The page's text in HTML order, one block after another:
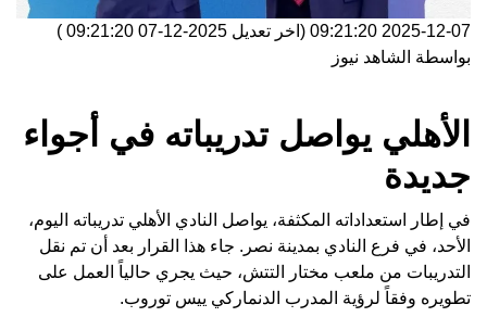
2025-12-07 09:21:20 (اخر تعديل 2025-12-07 09:21:20
)
بواسطة الشاهد نيوز
الأهلي يواصل تدريباته في أجواء
جديدة
في إطار استعداداته المكثفة، يواصل النادي الأهلي تدريباته اليوم،
الأحد، في فرع النادي بمدينة نصر. جاء هذا القرار بعد أن تم نقل
التدريبات من ملعب مختار التتش، حيث يجري حالياً العمل على
تطويره وفقاً لرؤية المدرب الدنماركي ييس توروب.